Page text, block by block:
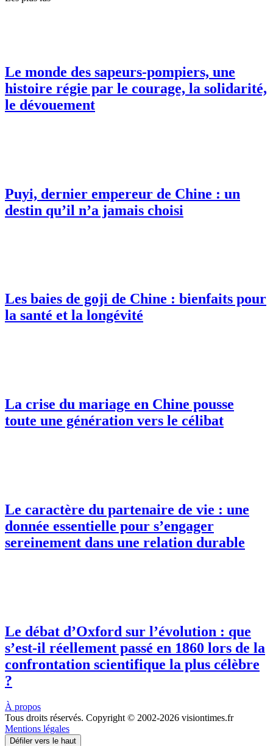
Le monde des sapeurs-pompiers, une
histoire régie par le courage, la solidarité,
le dévouement
Puyi, dernier empereur de Chine : un
destin qu’il n’a jamais choisi
Les baies de goji de Chine : bienfaits pour
la santé et la longévité
La crise du mariage en Chine pousse
toute une génération vers le célibat
Le caractère du partenaire de vie : une
donnée essentielle pour s’engager
sereinement dans une relation durable
Le débat d’Oxford sur l’évolution : que
s’est-il réellement passé en 1860 lors de la
confrontation scientifique la plus célèbre
?
À propos
Tous droits réservés. Copyright © 2002-2026 visiontimes.fr
Mentions légales
Défiler vers le haut